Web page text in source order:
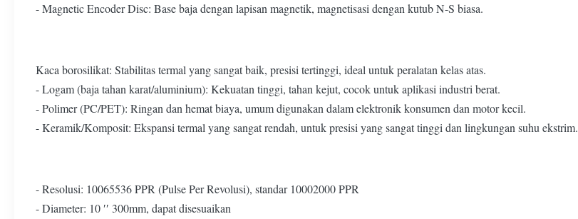
- Magnetic Encoder Disc: Base baja dengan lapisan magnetik, magnetisasi dengan kutub N-S biasa.
Kaca borosilikat: Stabilitas termal yang sangat baik, presisi tertinggi, ideal untuk peralatan kelas atas.
- Logam (baja tahan karat/aluminium): Kekuatan tinggi, tahan kejut, cocok untuk aplikasi industri berat.
- Polimer (PC/PET): Ringan dan hemat biaya, umum digunakan dalam elektronik konsumen dan motor kecil.
- Keramik/Komposit: Ekspansi termal yang sangat rendah, untuk presisi yang sangat tinggi dan lingkungan suhu ekstrim.
- Resolusi: 10065536 PPR (Pulse Per Revolusi), standar 10002000 PPR
- Diameter: 10 ′′ 300mm, dapat disesuaikan